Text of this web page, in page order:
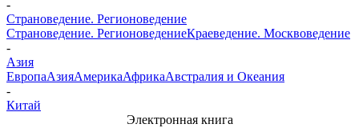
-
Страноведение. Регионоведение
Страноведение. РегионоведениеКраеведение. Москвоведение
-
Азия
ЕвропаАзияАмерикаАфрикаАвстралия и Океания
-
Китай
Электронная книга